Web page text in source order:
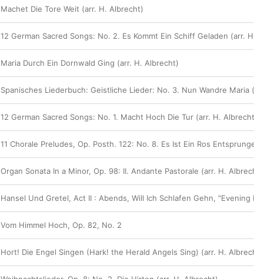
Machet Die Tore Weit (arr. H. Albrecht)
12 German Sacred Songs: No. 2. Es Kommt Ein Schiff Geladen (arr.
Maria Durch Ein Dornwald Ging (arr. H. Albrecht)
Spanisches Liederbuch: Geistliche Lieder: No. 3. Nun Wandre Maria
12 German Sacred Songs: No. 1. Macht Hoch Die Tur (arr. H.
11 Chorale Preludes, Op. Posth. 122: No. 8. Es Ist Ein Ros
Organ Sonata In a Minor, Op. 98: II. Andante Pastorale (arr. H.
Hansel Und Gretel, Act II : Abends, Will Ich Schlafen Gehn,
Vom Himmel Hoch, Op. 82, No. 2
Hort! Die Engel Singen (Hark! the Herald Angels Sing) (arr. H.